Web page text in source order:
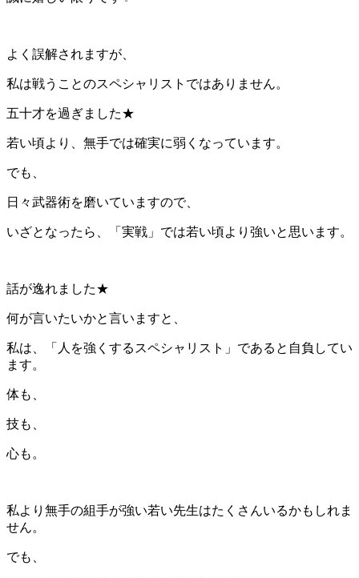
よく誤解されますが、
私は戦うことのスペシャリストではありません。
五十才を過ぎました★
若い頃より、無手では確実に弱くなっています。
でも、
日々武器術を磨いていますので、
いざとなったら、「実戦」では若い頃より強いと思います。
話が逸れました★
何が言いたいかと言いますと、
私は、「人を強くするスペシャリスト」であると自負してい
ます。
体も、
技も、
心も。
私より無手の組手が強い若い先生はたくさんいるかもしれま
せん。
でも、